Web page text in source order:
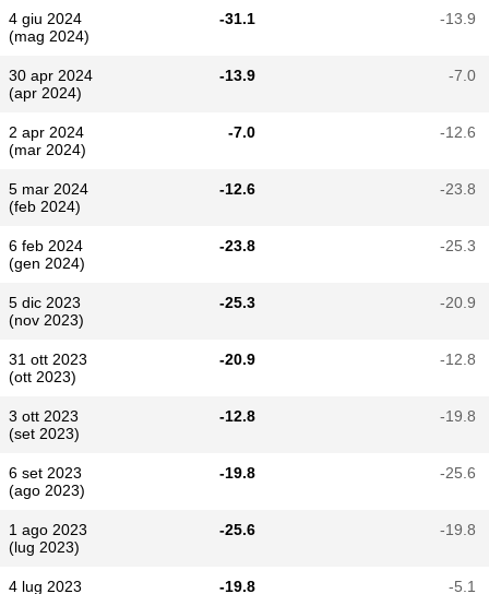
4 giu 2024
(mag 2024)
-31.1 -13.9
30 apr 2024
(apr 2024)
-13.9 -7.0
2 apr 2024
(mar 2024)
-7.0 -12.6
5 mar 2024
(feb 2024)
-12.6 -23.8
6 feb 2024
(gen 2024)
-23.8 -25.3
5 dic 2023
(nov 2023)
-25.3 -20.9
31 ott 2023
(ott 2023)
-20.9 -12.8
3 ott 2023
(set 2023)
-12.8 -19.8
6 set 2023
(ago 2023)
-19.8 -25.6
1 ago 2023
(lug 2023)
-25.6 -19.8
4 lug 2023 -19.8 -5.1